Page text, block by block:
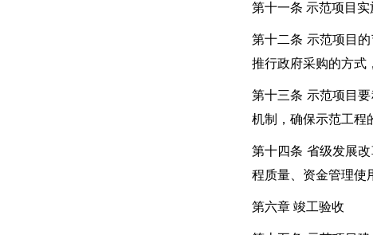
第十一条 示范项目
第十二条 示范项目
推行政府采购的方式
第十三条 示范项目
机制，确保示范工程
第十四条 省级发展
程质量、资金管理使
第六章 竣工验收